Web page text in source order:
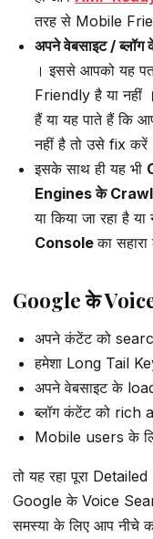
तरह से Mobile
अपने वेबसाइट / ब्लॉग
। इससे आपको यह
Friendly है या नहीं
हैं या यह पाते हैं कि
नहीं है तो उसे fix करें
इसके साथ ही यह भी
Engines के
या किया जा रहा है
Consoleका
Google के
अपने कंटेंट को
हमेशा Long Tail
अपने वेबसाइट के
ब्लॉग कंटेंट को rich
Mobile users के
तो यह रहा पूरा
Google के Voice
समस्या के लिए आप नीचे